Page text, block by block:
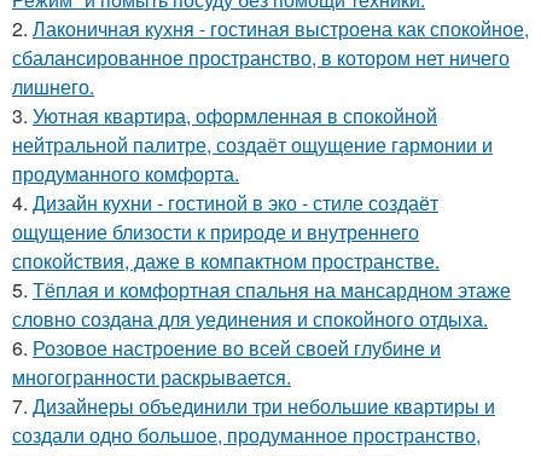
2. Лаконичная кухня - гостиная выстроена как спокойное,
сбалансированное пространство, в котором нет ничего
лишнего.
3. Уютная квартира, оформленная в спокойной
нейтральной палитре, создаёт ощущение гармонии и
продуманного комфорта.
4. Дизайн кухни - гостиной в эко - стиле создаёт
ощущение близости к природе и внутреннего
спокойствия, даже в компактном пространстве.
5. Тёплая и комфортная спальня на мансардном этаже
словно создана для уединения и спокойного отдыха.
6. Розовое настроение во всей своей глубине и
многогранности раскрывается.
7. Дизайнеры объединили три небольшие квартиры и
создали одно большое, продуманное пространство,